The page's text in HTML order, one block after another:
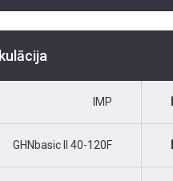
IMP
GHNbasic II 40-120F